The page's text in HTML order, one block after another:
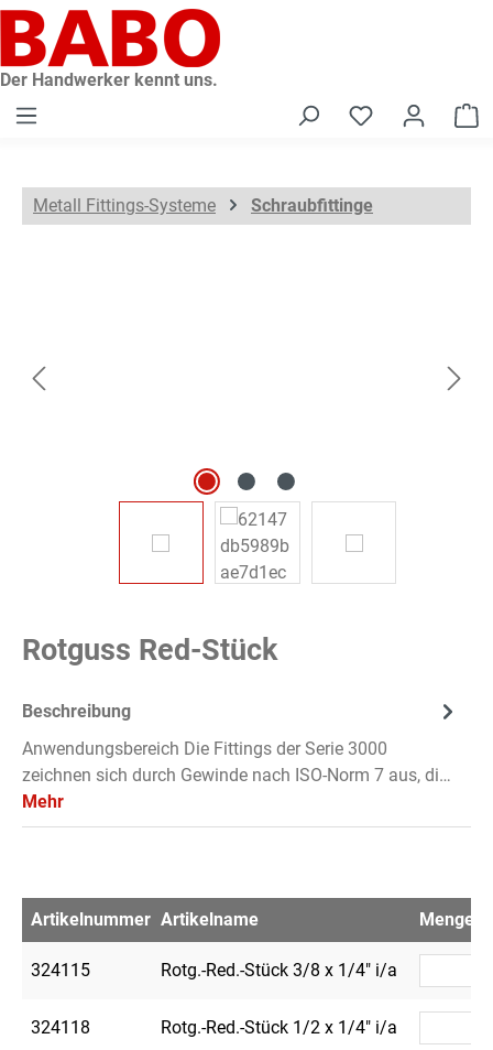
springen
Der Handwerker kennt uns.
Metall Fittings-Systeme Schraubfittinge
Rotguss Red-Stück
Beschreibung
Anwendungsbereich Die Fittings der Serie 3000
zeichnen sich durch Gewinde nach ISO-Norm 7 aus, di…
Mehr
Artikelnummer Artikelname Menge
324115 Rotg.-Red.-Stück 3/8 x 1/4" i/a
324118 Rotg.-Red.-Stück 1/2 x 1/4" i/a